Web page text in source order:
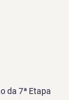
da 7ª Etapa